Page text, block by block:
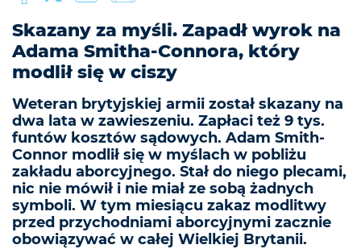
Skazany za myśli. Zapadł wyrok na
Adama Smitha-Connora, który
modlił się w ciszy
Weteran brytyjskiej armii został skazany na
dwa lata w zawieszeniu. Zapłaci też 9 tys.
funtów kosztów sądowych. Adam Smith-
Connor modlił się w myślach w pobliżu
zakładu aborcyjnego. Stał do niego plecami,
nic nie mówił i nie miał ze sobą żadnych
symboli. W tym miesiącu zakaz modlitwy
przed przychodniami aborcyjnymi zacznie
obowiązywać w całej Wielkiej Brytanii.